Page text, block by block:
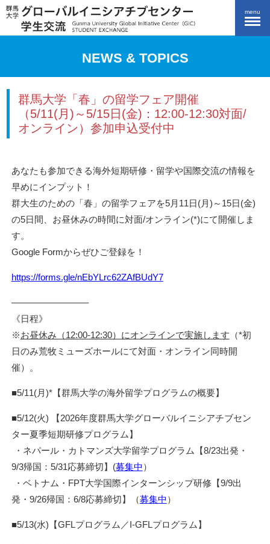
menu
NEWS & TOPICS
群馬大学「春」の留学フェア開催
（5/11(月)～5/15日(金)：12:00-12:30対面/
オンライン）参加申込受付中
あなたも参加できる海外短期研修・留学や国際交流の情報を
早めにインプット！
群大生のための「春」の留学フェアを5月11日(月)～15日(金)
の5日間、お昼休みの時間に対面/オンライン(*)にて開催しま
す。
Google Formからぜひご登録を！
https://forms.gle/nEbYLrc62ZAfBUdY7
————————–
《日程》
※お昼休み（12:00-12:30）にオンラインで実施します （*初
日のみ荒牧ミューズホールにて対面・オンライン同時開
催）。
■5/11(月)*【群馬大学の海外留学プログラムの概要】
■5/12(火) 【2026年度群馬大学グローバルイニシアチブセン
ター夏季短期研修プログラム】
・ネパール・カトマンズ大学留学プログラム【8/23出発・
9/3帰国：5/31応募締切】(募集中 ）
・ベトナム・FPT大学国際インターンシップ研修【9/9出
発・9/26帰国：6/8応募締切】（募集中 ）
■5/13(水)【GFLプログラム／I-GFLプログラム】